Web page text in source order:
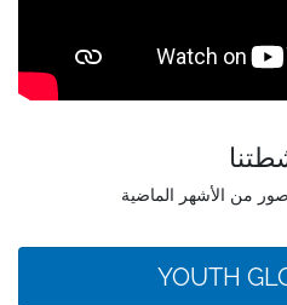
من الأشهر الماضية
YOUTH